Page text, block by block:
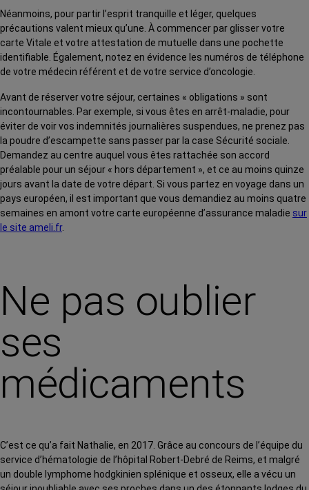
Néanmoins, pour partir l’esprit tranquille et léger, quelques
précautions valent mieux qu’une. À commencer par glisser votre
carte Vitale et votre attestation de mutuelle dans une pochette
identifiable. Également, notez en évidence les numéros de téléphone
de votre médecin référent et de votre service d’oncologie.
Avant de réserver votre séjour, certaines « obligations » sont
incontournables. Par exemple, si vous êtes en arrêt-maladie, pour
éviter de voir vos indemnités journalières suspendues, ne prenez pas
la poudre d’escampette sans passer par la case Sécurité sociale.
Demandez au centre auquel vous êtes rattachée son accord
préalable pour un séjour « hors département », et ce au moins quinze
jours avant la date de votre départ. Si vous partez en voyage dans un
pays européen, il est important que vous demandiez au moins quatre
semaines en amont votre carte européenne d’assurance maladie sur
le site ameli.fr.
Ne pas oublier
ses
médicaments
C’est ce qu’a fait Nathalie, en 2017. Grâce au concours de l’équipe du
service d’hématologie de l’hôpital Robert-Debré de Reims, et malgré
un double lymphome hodgkinien splénique et osseux, elle a vécu un